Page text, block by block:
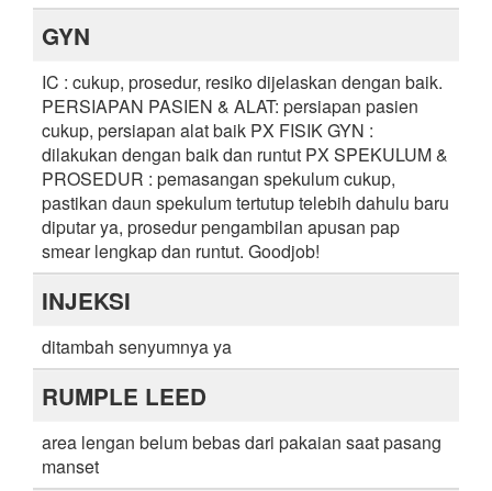
GYN
IC : cukup, prosedur, resiko dijelaskan dengan baik.
PERSIAPAN PASIEN & ALAT: persiapan pasien
cukup, persiapan alat baik PX FISIK GYN :
dilakukan dengan baik dan runtut PX SPEKULUM &
PROSEDUR : pemasangan spekulum cukup,
pastikan daun spekulum tertutup telebih dahulu baru
diputar ya, prosedur pengambilan apusan pap
smear lengkap dan runtut. Goodjob!
INJEKSI
ditambah senyumnya ya
RUMPLE LEED
area lengan belum bebas dari pakaian saat pasang
manset